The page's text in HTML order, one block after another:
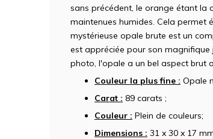
sans précédent, le orange étant la
maintenues humides. Cela permet
mystérieuse opale brute est un
est appréciée pour son magnifique
photo, l'opale a un bel aspect brut
Couleur la plus fine : Opale
Carat : 89 carats ;
Couleur : Plein de couleurs;
Dimensions : 31 x 30 x 17